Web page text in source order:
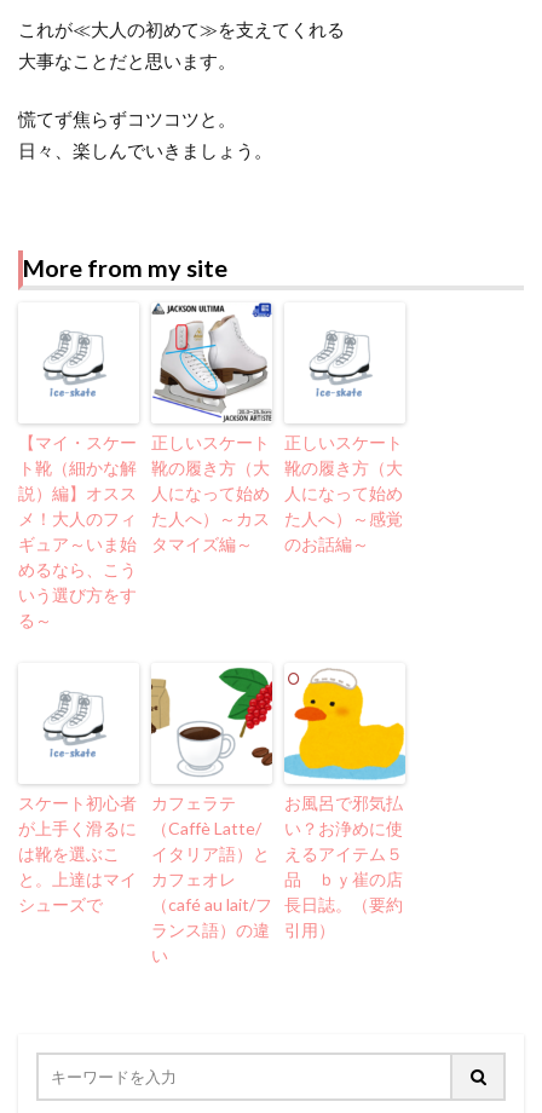
これが≪大人の初めて≫を支えてくれる
大事なことだと思います。
慌てず焦らずコツコツと。
日々、楽しんでいきましょう。
More from my site
【マイ・スケー
ト靴（細かな解
説）編】オスス
メ！大人のフィ
ギュア～いま始
めるなら、こう
いう選び方をす
る～
正しいスケート
靴の履き方（大
人になって始め
た人へ）～カス
タマイズ編～
正しいスケート
靴の履き方（大
人になって始め
た人へ）～感覚
のお話編～
スケート初心者
が上手く滑るに
は靴を選ぶこ
と。上達はマイ
シューズで
カフェラテ
（Caffè Latte/
イタリア語）と
カフェオレ
（café au lait/フ
ランス語）の違
い
お風呂で邪気払
い？お浄めに使
えるアイテム５
品 ｂｙ崔の店
長日誌。（要約
引用）